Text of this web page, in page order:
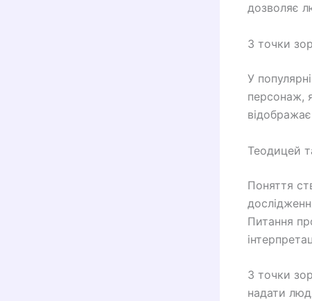
дозволяє
З точки
У
персонаж,
відображає
Теодицей
Поняття
Питання
З точки
надати